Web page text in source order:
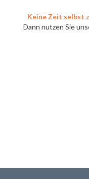
Keine Zeit selbst
Dann nutzen Sie